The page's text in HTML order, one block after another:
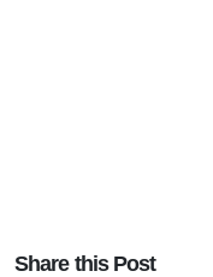
Share this Post